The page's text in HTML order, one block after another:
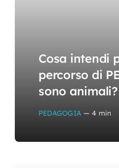
Cosa intendi
percorso di
sono animali?
PEDAGOGIA — 4 min